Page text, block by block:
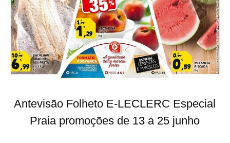
Antevisão Folheto E-LECLERC Especial
Praia promoções de 13 a 25 junho